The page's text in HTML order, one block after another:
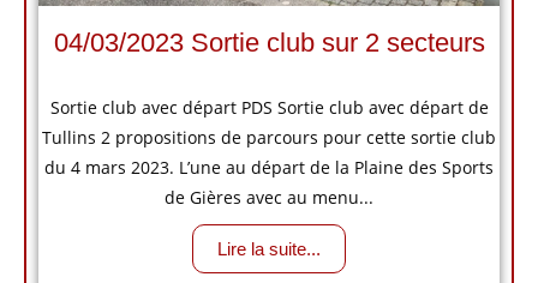
04/03/2023 Sortie club sur 2 secteurs
Sortie club avec départ PDS Sortie club avec départ de
Tullins 2 propositions de parcours pour cette sortie club
du 4 mars 2023. L’une au départ de la Plaine des Sports
de Gières avec au menu...
Lire la suite...